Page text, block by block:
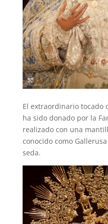
El extraordinario tocado
ha sido donado por la
realizado con una
conocido como
seda.